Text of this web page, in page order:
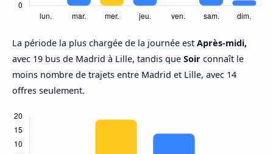
La période la plus chargée de la journée est Après-midi,
avec 19 bus de Madrid à Lille, tandis que Soir connaît le
moins nombre de trajets entre Madrid et Lille, avec 14
offres seulement.